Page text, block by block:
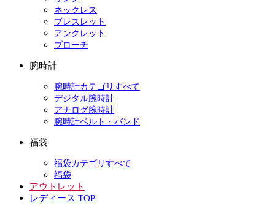
ネックレス
ブレスレット
アンクレット
ブローチ
腕時計
腕時計カテゴリすべて
デジタル腕時計
アナログ腕時計
腕時計ベルト・バンド
福袋
福袋カテゴリすべて
福袋
アウトレット
レディース TOP